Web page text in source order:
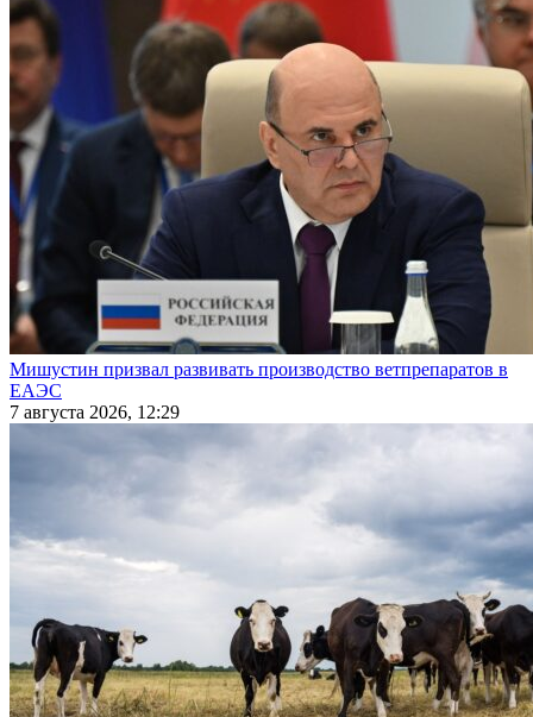
Мишустин призвал развивать производство ветпрепаратов в
ЕАЭС
7 августа 2026, 12:29